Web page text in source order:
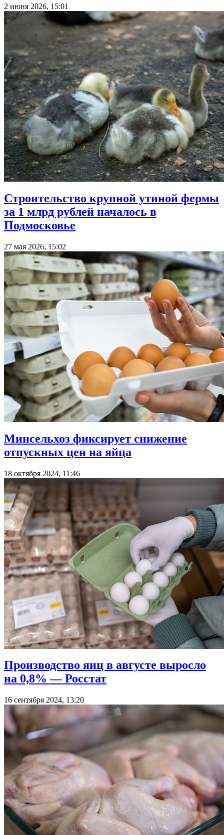
2 июня 2026, 15:01
Строительство крупной утиной фермы
за 1 млрд рублей началось в
Подмосковье
27 мая 2026, 15:02
Минсельхоз фиксирует снижение
отпускных цен на яйца
18 октября 2024, 11:46
Производство яиц в августе выросло
на 0,8% — Росстат
16 сентября 2024, 13:20